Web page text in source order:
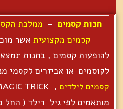
חנות קסמים – ממלכת
קסמים מקצועית אשר
להופעות קסמים , בחנות
לקוסמים או אביזרים לקסמי
קסמים לילדים
מותאמים לפי גיל הילד ( החל